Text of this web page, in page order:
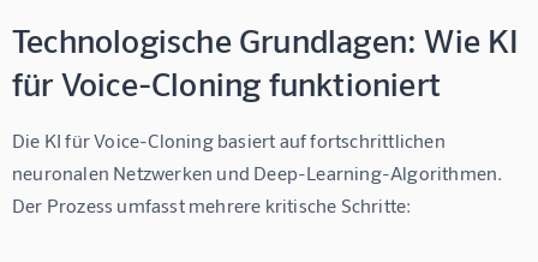
Technologische Grundlagen: Wie KI
für Voice-Cloning funktioniert
Die KI für Voice-Cloning basiert auf fortschrittlichen
neuronalen Netzwerken und Deep-Learning-Algorithmen.
Der Prozess umfasst mehrere kritische Schritte: